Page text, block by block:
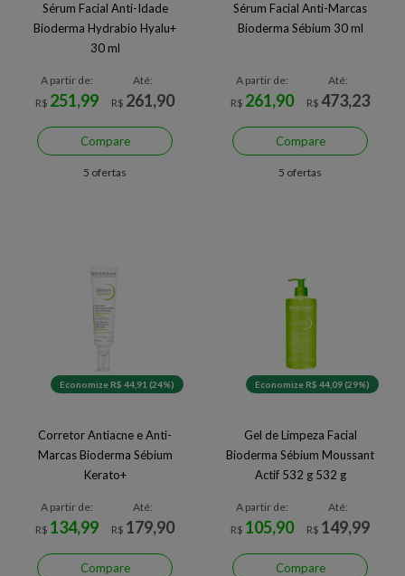
Sérum Facial Anti-Idade
Bioderma Hydrabio Hyalu+
30 ml
A partir de:
R$ 251,99
Até:
R$ 261,90
Compare
5 ofertas
Sérum Facial Anti-Marcas
Bioderma Sébium 30 ml
A partir de:
R$ 261,90
Até:
R$ 473,23
Compare
5 ofertas
Economize R$ 44,91 (24%)
Corretor Antiacne e Anti-
Marcas Bioderma Sébium
Kerato+
A partir de:
R$ 134,99
Até:
R$ 179,90
Compare
Economize R$ 44,09 (29%)
Gel de Limpeza Facial
Bioderma Sébium Moussant
Actif 532 g 532 g
A partir de:
R$ 105,90
Até:
R$ 149,99
Compare